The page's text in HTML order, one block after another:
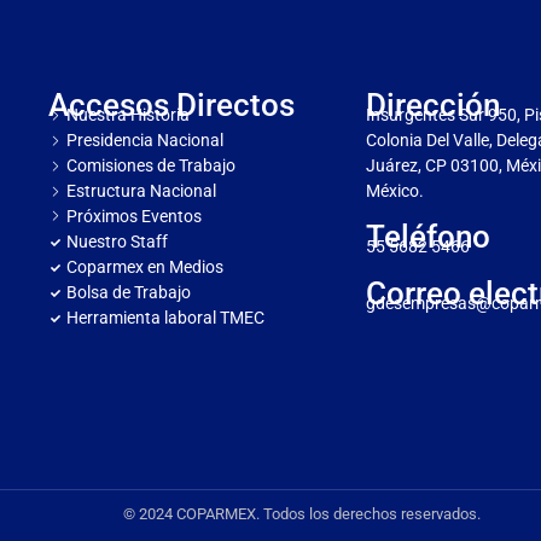
Accesos Directos
Nuestra Historia
Presidencia Nacional
Comisiones de Trabajo
Estructura Nacional
Próximos Eventos
Nuestro Staff
Coparmex en Medios
Bolsa de Trabajo
Herramienta laboral TMEC
Dirección
Insurgentes Sur 950,
Colonia Del Valle,
Juárez, CP 03100,
México.
Teléfono
55 5682 5466
Correo
© 2024 COPARMEX. Todos los derechos reservados.